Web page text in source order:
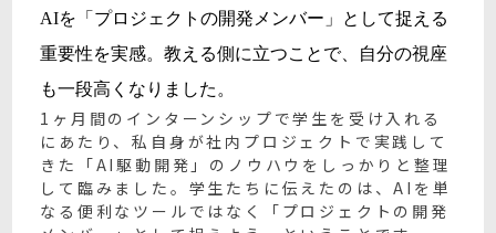
AIを「プロジェクトの開発メンバー」として捉える
重要性を実感。教える側に立つことで、自分の視座
も一段高くなりました。
1ヶ月間のインターンシップで学生を受け入れる
にあたり、私自身が社内プロジェクトで実践して
きた「AI駆動開発」のノウハウをしっかりと整理
して臨みました。学生たちに伝えたのは、AIを単
なる便利なツールではなく「プロジェクトの開発